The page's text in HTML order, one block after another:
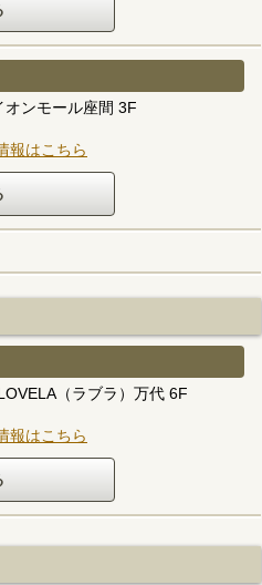
ンモール座間 3F
報はこちら
（ラブラ）万代 6F
報はこちら